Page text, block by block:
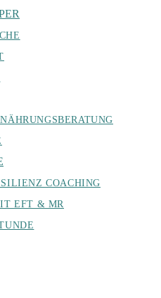
COACHING
EFT & MR